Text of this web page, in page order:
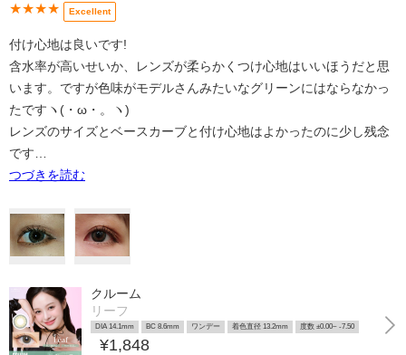
★★★★ Excellent
付け心地は良いです!
含水率が高いせいか、レンズが柔らかくつけ心地はいいほうだと思
います。ですが色味がモデルさんみたいなグリーンにはならなかっ
たですヽ(・ω・。ヽ)
レンズのサイズとベースカーブと付け心地はよかったのに少し残念
です…
つづきを読む
クルーム
リーフ
DIA 14.1mm BC 8.6mm ワンデー 着色直径 13.2mm 度数 ±0.00~ -7.50
¥1,848